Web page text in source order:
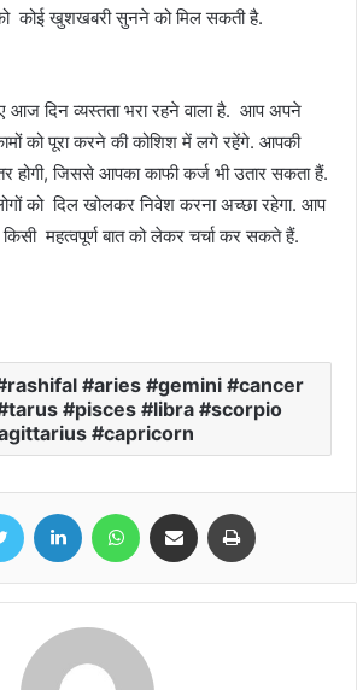
कोई खुशखबरी सुनने को मिल सकती है.
आज दिन व्यस्तता भरा रहने वाला है. आप अपने
को पूरा करने की कोशिश में लगे रहेंगे. आपकी
होगी, जिससे आपका काफी कर्ज भी उतार सकता हैं.
को दिल खोलकर निवेश करना अच्छा रहेगा. आप
महत्वपूर्ण बात को लेकर चर्चा कर सकते हैं.
#aries #gemini #cancer
#pisces #libra #scorpio
#capricorn
Twitter LinkedIn WhatsAppShare via Email